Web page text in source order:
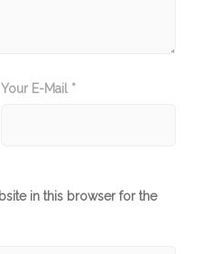
Your E-Mail *
in this browser for the